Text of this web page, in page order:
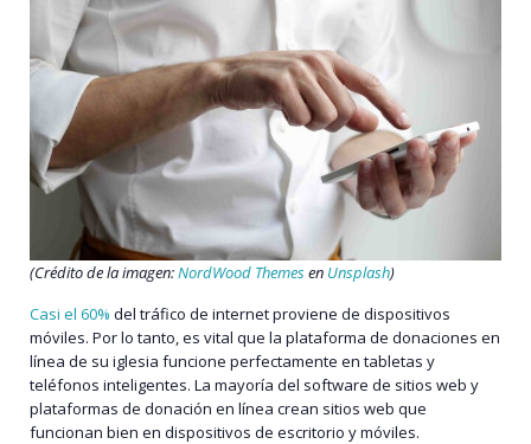
(Crédito de la imagen:NordWood Themesen Unsplash)
Casi el 60% del tráfico de internet proviene de dispositivos
móviles. Por lo tanto, es vital que la plataforma de donaciones en
línea de su iglesia funcione perfectamente en tabletas y
teléfonos inteligentes. La mayoría del software de sitios web y
plataformas de donación en línea crean sitios web que
funcionan bien en dispositivos de escritorio y móviles.